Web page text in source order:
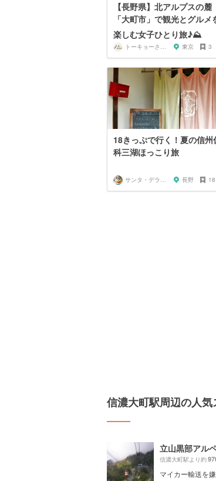
【長野県】北アルプスの麓
「大町市」で観光とグルメ
楽しむ女子ひとり旅♪⛰
トーキョーさんぽ 東京 3
18きっぷで行く！夏の信州
科三湖ほっこり旅
サンタ・デラックス 長野 18
信濃大町駅周辺の人気
立山黒部アル
信濃大町駅より約
マイカー輸送を